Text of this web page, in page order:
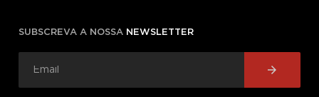
SUBSCREVA A NOSSA NEWSLETTER